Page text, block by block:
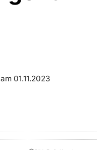
01.11.2023